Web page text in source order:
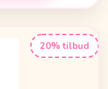
20% tilbud